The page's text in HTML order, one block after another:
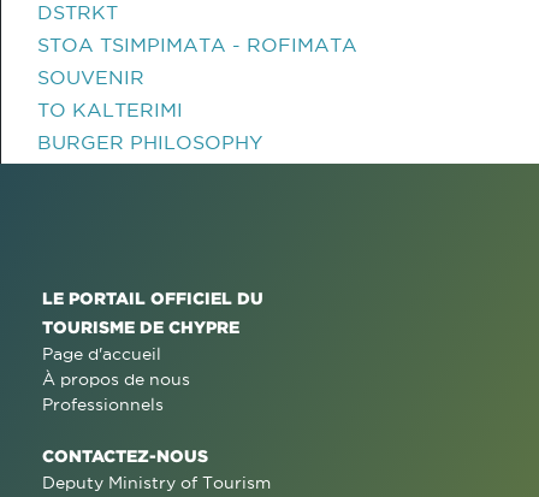
DSTRKT
STOA TSIMPIMATA - ROFIMATA
SOUVENIR
TO KALTERIMI
BURGER PHILOSOPHY
LE PORTAIL OFFICIEL DU
TOURISME DE CHYPRE
Page d'accueil
À propos de nous
Professionnels
CONTACTEZ-NOUS
Deputy Ministry of Tourism